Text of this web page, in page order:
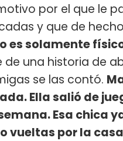
por el que le
y que de
es solamente
de una historia de
se las contó.
Ella salió de
Esa chica
vueltas por la